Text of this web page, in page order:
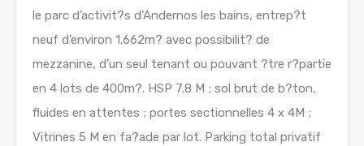
le parc d’activit?s d’Andernos les bains, entrep?t
neuf d’environ 1.662m? avec possibilit? de
mezzanine, d’un seul tenant ou pouvant ?tre r?partie
en 4 lots de 400m?. HSP 7.8 M ; sol brut de b?ton,
fluides en attentes ; portes sectionnelles 4 x 4M ;
Vitrines 5 M en fa?ade par lot. Parking total privatif